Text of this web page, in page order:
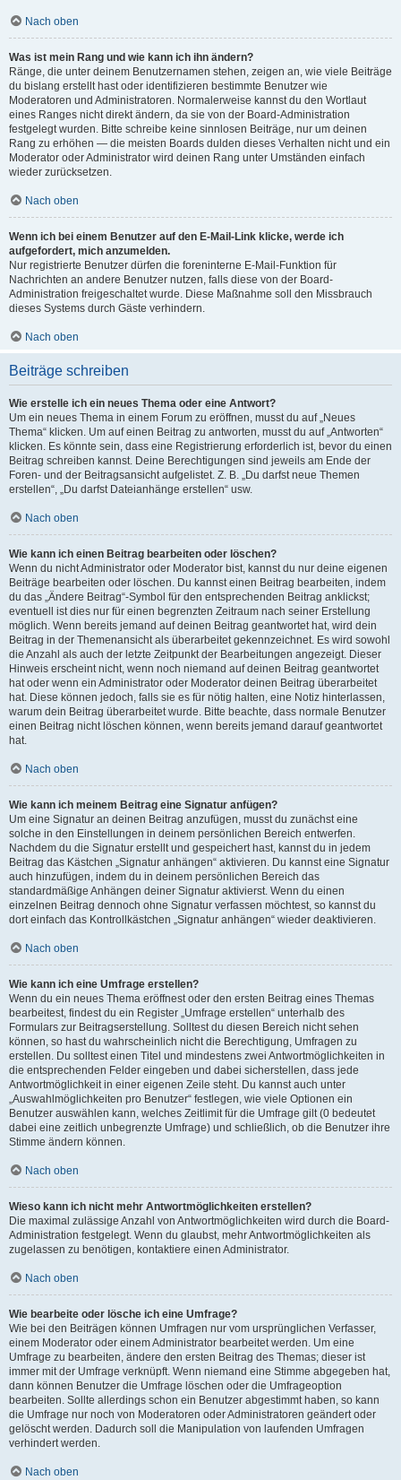
Nach oben
Was ist mein Rang und wie kann ich ihn ändern?
Ränge, die unter deinem Benutzernamen stehen, zeigen an, wie viele Beiträge
du bislang erstellt hast oder identifizieren bestimmte Benutzer wie
Moderatoren und Administratoren. Normalerweise kannst du den Wortlaut
eines Ranges nicht direkt ändern, da sie von der Board-Administration
festgelegt wurden. Bitte schreibe keine sinnlosen Beiträge, nur um deinen
Rang zu erhöhen — die meisten Boards dulden dieses Verhalten nicht und ein
Moderator oder Administrator wird deinen Rang unter Umständen einfach
wieder zurücksetzen.
Nach oben
Wenn ich bei einem Benutzer auf den E-Mail-Link klicke, werde ich
aufgefordert, mich anzumelden.
Nur registrierte Benutzer dürfen die foreninterne E-Mail-Funktion für
Nachrichten an andere Benutzer nutzen, falls diese von der Board-
Administration freigeschaltet wurde. Diese Maßnahme soll den Missbrauch
dieses Systems durch Gäste verhindern.
Nach oben
Beiträge schreiben
Wie erstelle ich ein neues Thema oder eine Antwort?
Um ein neues Thema in einem Forum zu eröffnen, musst du auf „Neues
Thema“ klicken. Um auf einen Beitrag zu antworten, musst du auf „Antworten“
klicken. Es könnte sein, dass eine Registrierung erforderlich ist, bevor du einen
Beitrag schreiben kannst. Deine Berechtigungen sind jeweils am Ende der
Foren- und der Beitragsansicht aufgelistet. Z. B. „Du darfst neue Themen
erstellen“, „Du darfst Dateianhänge erstellen“ usw.
Nach oben
Wie kann ich einen Beitrag bearbeiten oder löschen?
Wenn du nicht Administrator oder Moderator bist, kannst du nur deine eigenen
Beiträge bearbeiten oder löschen. Du kannst einen Beitrag bearbeiten, indem
du das „Ändere Beitrag“-Symbol für den entsprechenden Beitrag anklickst;
eventuell ist dies nur für einen begrenzten Zeitraum nach seiner Erstellung
möglich. Wenn bereits jemand auf deinen Beitrag geantwortet hat, wird dein
Beitrag in der Themenansicht als überarbeitet gekennzeichnet. Es wird sowohl
die Anzahl als auch der letzte Zeitpunkt der Bearbeitungen angezeigt. Dieser
Hinweis erscheint nicht, wenn noch niemand auf deinen Beitrag geantwortet
hat oder wenn ein Administrator oder Moderator deinen Beitrag überarbeitet
hat. Diese können jedoch, falls sie es für nötig halten, eine Notiz hinterlassen,
warum dein Beitrag überarbeitet wurde. Bitte beachte, dass normale Benutzer
einen Beitrag nicht löschen können, wenn bereits jemand darauf geantwortet
hat.
Nach oben
Wie kann ich meinem Beitrag eine Signatur anfügen?
Um eine Signatur an deinen Beitrag anzufügen, musst du zunächst eine
solche in den Einstellungen in deinem persönlichen Bereich entwerfen.
Nachdem du die Signatur erstellt und gespeichert hast, kannst du in jedem
Beitrag das Kästchen „Signatur anhängen“ aktivieren. Du kannst eine Signatur
auch hinzufügen, indem du in deinem persönlichen Bereich das
standardmäßige Anhängen deiner Signatur aktivierst. Wenn du einen
einzelnen Beitrag dennoch ohne Signatur verfassen möchtest, so kannst du
dort einfach das Kontrollkästchen „Signatur anhängen“ wieder deaktivieren.
Nach oben
Wie kann ich eine Umfrage erstellen?
Wenn du ein neues Thema eröffnest oder den ersten Beitrag eines Themas
bearbeitest, findest du ein Register „Umfrage erstellen“ unterhalb des
Formulars zur Beitragserstellung. Solltest du diesen Bereich nicht sehen
können, so hast du wahrscheinlich nicht die Berechtigung, Umfragen zu
erstellen. Du solltest einen Titel und mindestens zwei Antwortmöglichkeiten in
die entsprechenden Felder eingeben und dabei sicherstellen, dass jede
Antwortmöglichkeit in einer eigenen Zeile steht. Du kannst auch unter
„Auswahlmöglichkeiten pro Benutzer“ festlegen, wie viele Optionen ein
Benutzer auswählen kann, welches Zeitlimit für die Umfrage gilt (0 bedeutet
dabei eine zeitlich unbegrenzte Umfrage) und schließlich, ob die Benutzer ihre
Stimme ändern können.
Nach oben
Wieso kann ich nicht mehr Antwortmöglichkeiten erstellen?
Die maximal zulässige Anzahl von Antwortmöglichkeiten wird durch die Board-
Administration festgelegt. Wenn du glaubst, mehr Antwortmöglichkeiten als
zugelassen zu benötigen, kontaktiere einen Administrator.
Nach oben
Wie bearbeite oder lösche ich eine Umfrage?
Wie bei den Beiträgen können Umfragen nur vom ursprünglichen Verfasser,
einem Moderator oder einem Administrator bearbeitet werden. Um eine
Umfrage zu bearbeiten, ändere den ersten Beitrag des Themas; dieser ist
immer mit der Umfrage verknüpft. Wenn niemand eine Stimme abgegeben hat,
dann können Benutzer die Umfrage löschen oder die Umfrageoption
bearbeiten. Sollte allerdings schon ein Benutzer abgestimmt haben, so kann
die Umfrage nur noch von Moderatoren oder Administratoren geändert oder
gelöscht werden. Dadurch soll die Manipulation von laufenden Umfragen
verhindert werden.
Nach oben